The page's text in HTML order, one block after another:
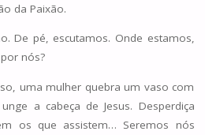
da Paixão.
De pé, escutamos. Onde estamos,
nós?
uma mulher quebra um vaso com
a cabeça de Jesus. Desperdiça
os que assistem… Seremos nós